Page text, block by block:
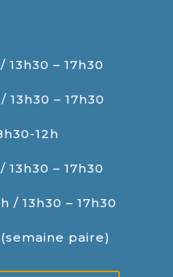
13h30 – 17h30
13h30 – 17h30
12h
13h30 – 17h30
/ 13h30 – 17h30
paire)